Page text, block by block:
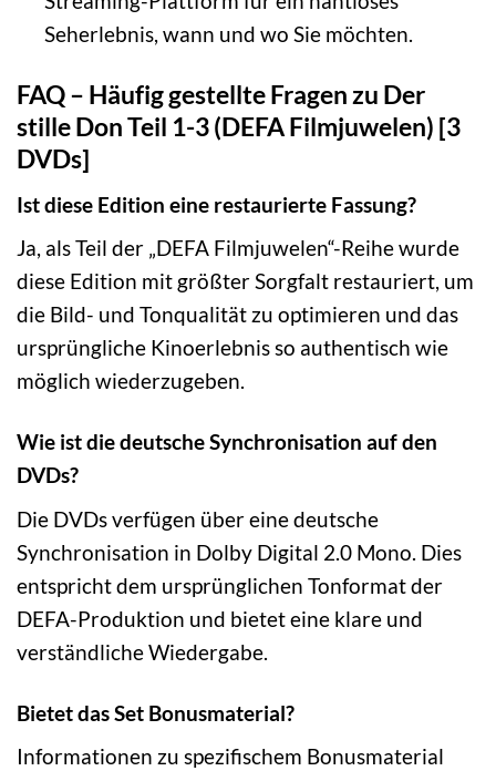
Seherlebnis, wann und wo Sie möchten.
FAQ – Häufig gestellte Fragen zu Der
stille Don Teil 1-3 (DEFA Filmjuwelen) [3
DVDs]
Ist diese Edition eine restaurierte Fassung?
Ja, als Teil der „DEFA Filmjuwelen“-Reihe wurde
diese Edition mit größter Sorgfalt restauriert, um
die Bild- und Tonqualität zu optimieren und das
ursprüngliche Kinoerlebnis so authentisch wie
möglich wiederzugeben.
Wie ist die deutsche Synchronisation auf den
DVDs?
Die DVDs verfügen über eine deutsche
Synchronisation in Dolby Digital 2.0 Mono. Dies
entspricht dem ursprünglichen Tonformat der
DEFA-Produktion und bietet eine klare und
verständliche Wiedergabe.
Bietet das Set Bonusmaterial?
Informationen zu spezifischem Bonusmaterial